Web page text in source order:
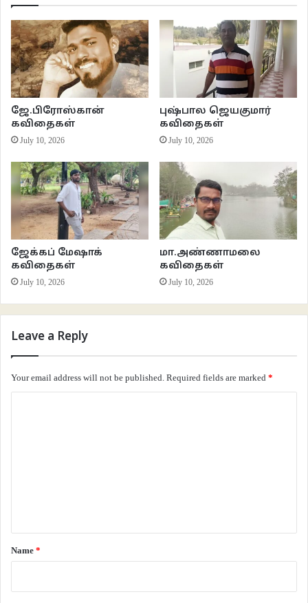
*
peerthariq@gmail.com
இணைய இதழ் 115 இலக்கியம் கவிதைகள்
ஜே.பிரோஸ்கான்
கவிதைகள்
July 10, 2026
புஷ்பால ஜெயகுமார்
கவிதைகள்
July 10, 2026
ஜேக்கப் மேஷாக்
கவிதைகள்
July 10, 2026
மா.அண்ணாமலை
கவிதைகள்
July 10, 2026
Leave a Reply
Your email address will not be published. Required fields are marked *
*
Name *